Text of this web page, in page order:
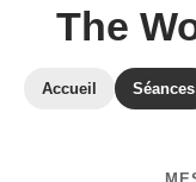
The
Accueil Séances